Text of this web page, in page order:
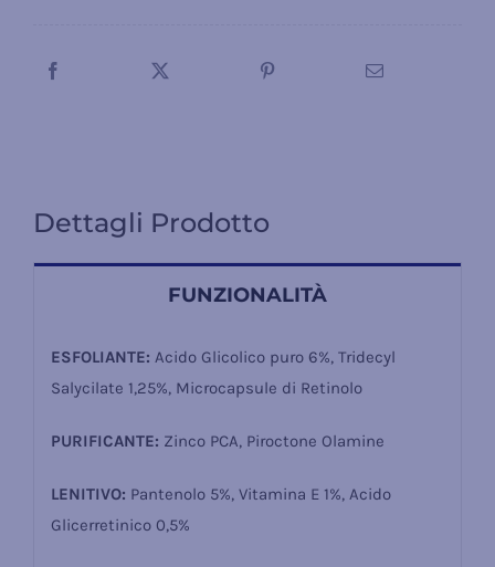
Dettagli Prodotto
FUNZIONALITÀ
ESFOLIANTE: Acido Glicolico puro 6%, Tridecyl
Salycilate 1,25%, Microcapsule di Retinolo
PURIFICANTE: Zinco PCA, Piroctone Olamine
LENITIVO: Pantenolo 5%, Vitamina E 1%, Acido
Glicerretinico 0,5%